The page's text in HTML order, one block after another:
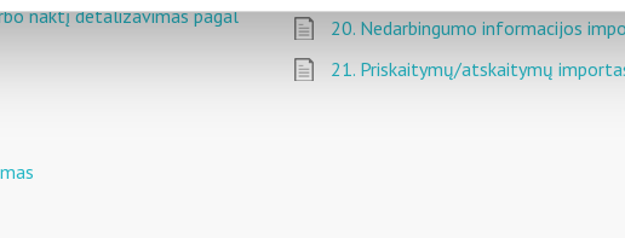
naktį detalizavimas pagal
20. Nedarbingumo informacijos
21. Priskaitymų/atskaitymų